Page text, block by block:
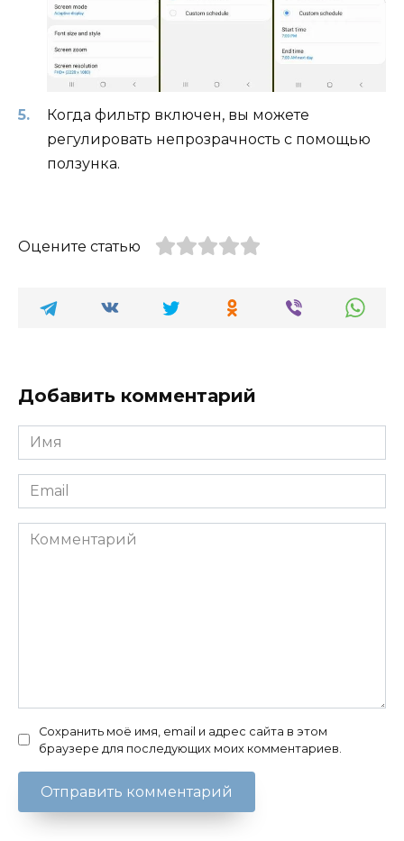
Когда фильтр включен, вы можете
регулировать непрозрачность с помощью
ползунка.
Оцените статью
Добавить комментарий
Имя
*
Email
*
Комментарий
Сохранить моё имя, email и адрес сайта в этом
браузере для последующих моих комментариев.